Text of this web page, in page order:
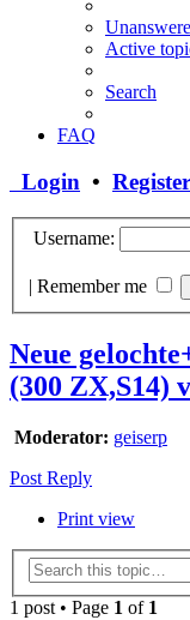
Active
Search
FAQ
Login • Register
Username:
| Remember me
Neue
(300 ZX,S14)
Moderator: geiserp
Post Reply
Print view
1 post • Page 1 of 1